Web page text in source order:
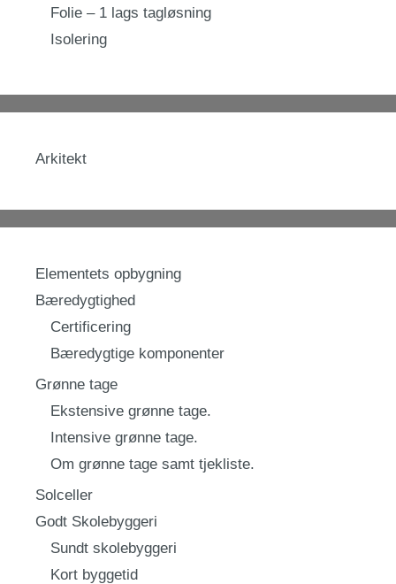
Folie – 1 lags tagløsning
Isolering
Arkitekt
Elementets opbygning
Bæredygtighed
Certificering
Bæredygtige komponenter
Grønne tage
Ekstensive grønne tage.
Intensive grønne tage.
Om grønne tage samt tjekliste.
Solceller
Godt Skolebyggeri
Sundt skolebyggeri
Kort byggetid